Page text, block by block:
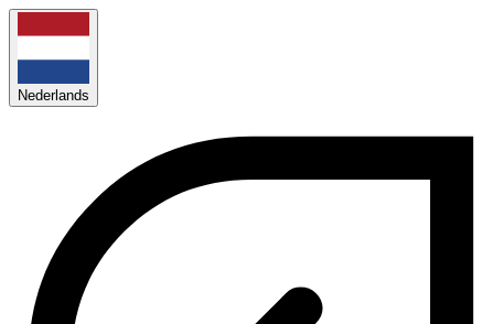
Nederlands